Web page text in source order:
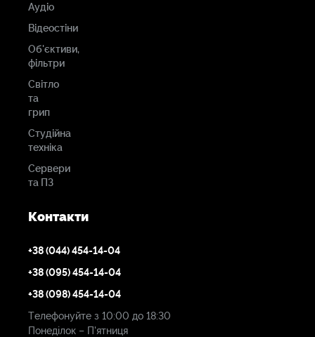
Аудіо
Відеостіни
Об'єктиви,
фільтри
Світло
та
грип
Студійна
техніка
Сервери
та ПЗ
Контакти
+38 (044) 454-14-04
+38 (095) 454-14-04
+38 (098) 454-14-04
Телефонуйте з 10:00 до 18:30
Понеділок – П'ятниця